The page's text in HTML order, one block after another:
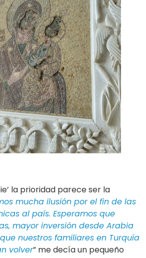
la prioridad parece ser la
mucha ilusión por el fin de las
al país. Esperamos que
mayor inversión desde Arabia
nuestros familiares en Turquía
volver” me decía un pequeño